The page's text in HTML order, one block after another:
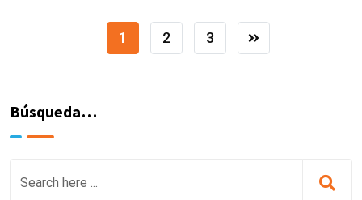
1 2 3
Búsqueda…